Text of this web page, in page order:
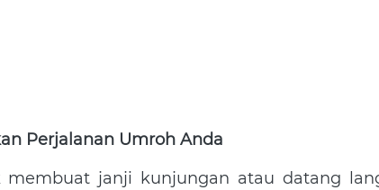
Perjalanan Umroh Anda
janji kunjungan atau datang